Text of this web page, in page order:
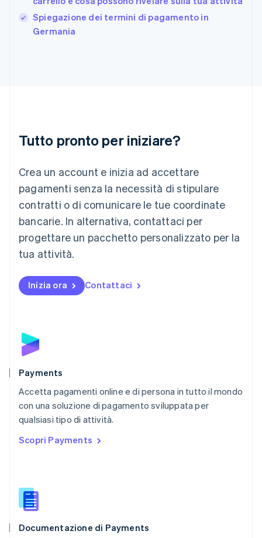
Spiegazione dei termini di pagamento in
Germania
Tutto pronto per iniziare?
Crea un account e inizia ad accettare
pagamenti senza la necessità di stipulare
contratti o di comunicare le tue coordinate
bancarie. In alternativa, contattaci per
progettare un pacchetto personalizzato per la
tua attività.
Inizia ora Contattaci
Payments
Accetta pagamenti online e di persona in tutto il mondo
con una soluzione di pagamento sviluppata per
qualsiasi tipo di attività.
Scopri Payments
Documentazione di Payments
Grecia
English
India
Lituania
Lussemburgo
Deutsch English
Malaysia
English 简体中文
Malta
Messico
EspañolEnglish
English
Nuova Zelanda
Polonia
English
Português
English简体中文
Regno Unito
English
English
English
Slovacchia
Slovenia